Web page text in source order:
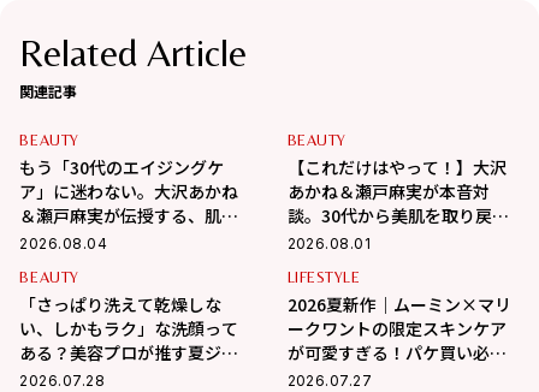
Related Article
関連記事
BEAUTY
もう「30代のエイジングケ
ア」に迷わない。大沢あかね
＆瀬戸麻実が伝授する、肌が
変わるポジティブ美肌習慣
2026.08.04
BEAUTY
【これだけはやって！】大沢
あかね＆瀬戸麻実が本音対
談。30代から美肌を取り戻す
スキンケアの正解
2026.08.01
BEAUTY
「さっぱり洗えて乾燥しな
い、しかもラク」な洗顔って
ある？美容プロが推す夏ジェ
ル3選
2026.07.28
LIFESTYLE
2026夏新作｜ムーミン×マリ
ークワントの限定スキンケア
が可愛すぎる！パケ買い必至
＆夏の肌悩みも優秀ケア
2026.07.27